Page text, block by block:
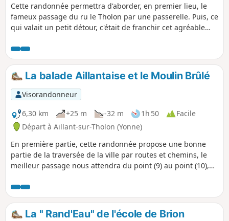
Cette randonnée permettra d'aborder, en premier lieu, le
fameux passage du ru le Tholon par une passerelle. Puis, ce
qui valait un petit détour, c'était de franchir cet agréable
La balade Aillantaise et le Moulin Brûlé
Visorandonneur
6,30 km
+25 m -32 m 1h 50
Facile
Départ à Aillant-sur-Tholon (Yonne)
En première partie, cette randonnée propose une bonne
partie de la traversée de la ville par routes et chemins, le
meilleur passage nous attendra du point (9) au point (10),
La " Rand'Eau" de l'école de Brion